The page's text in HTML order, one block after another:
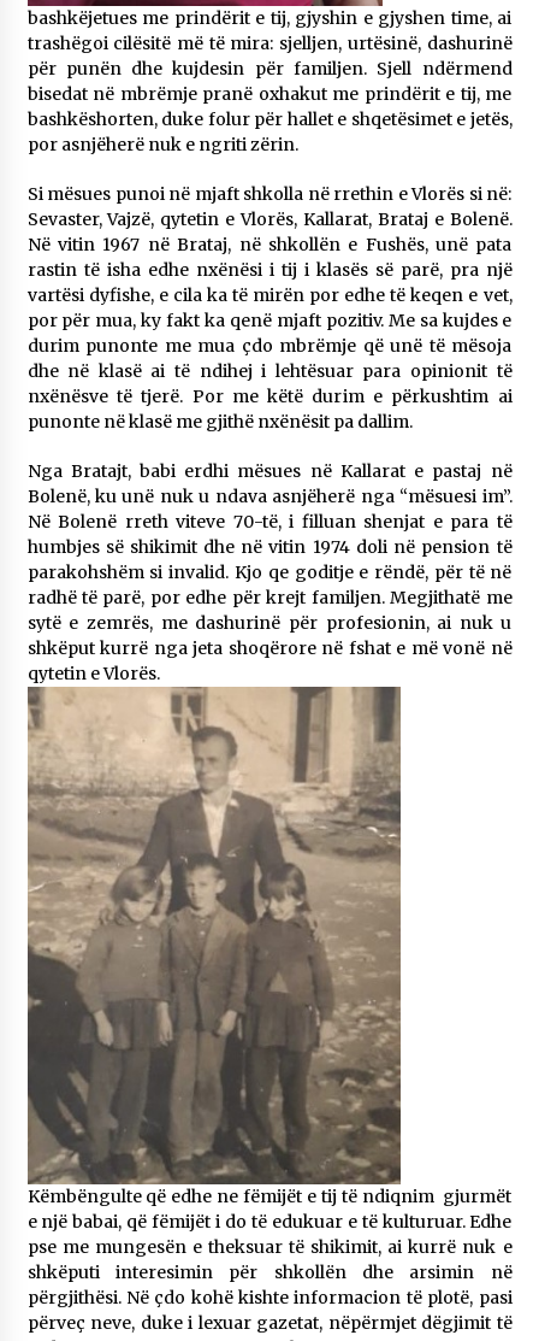
bashkëjetues me prindërit e tij, gjyshin e gjyshen time, ai
trashëgoi cilësitë më të mira: sjelljen, urtësinë, dashurinë
për punën dhe kujdesin për familjen. Sjell ndërmend
bisedat në mbrëmje pranë oxhakut me prindërit e tij, me
bashkëshorten, duke folur për hallet e shqetësimet e jetës,
por asnjëherë nuk e ngriti zërin.
Si mësues punoi në mjaft shkolla në rrethin e Vlorës si në:
Sevaster, Vajzë, qytetin e Vlorës, Kallarat, Brataj e Bolenë.
Në vitin 1967 në Brataj, në shkollën e Fushës, unë pata
rastin të isha edhe nxënësi i tij i klasës së parë, pra një
vartësi dyfishe, e cila ka të mirën por edhe të keqen e vet,
por për mua, ky fakt ka qenë mjaft pozitiv. Me sa kujdes e
durim punonte me mua çdo mbrëmje që unë të mësoja
dhe në klasë ai të ndihej i lehtësuar para opinionit të
nxënësve të tjerë. Por me këtë durim e përkushtim ai
punonte në klasë me gjithë nxënësit pa dallim.
Nga Bratajt, babi erdhi mësues në Kallarat e pastaj në
Bolenë, ku unë nuk u ndava asnjëherë nga “mësuesi im”.
Në Bolenë rreth viteve 70-të, i filluan shenjat e para të
humbjes së shikimit dhe në vitin 1974 doli në pension të
parakohshëm si invalid. Kjo qe goditje e rëndë, për të në
radhë të parë, por edhe për krejt familjen. Megjithatë me
sytë e zemrës, me dashurinë për profesionin, ai nuk u
shkëput kurrë nga jeta shoqërore në fshat e më vonë në
qytetin e Vlorës.
Këmbëngulte që edhe ne fëmijët e tij të ndiqnim gjurmët
e një babai, që fëmijët i do të edukuar e të kulturuar. Edhe
pse me mungesën e theksuar të shikimit, ai kurrë nuk e
shkëputi interesimin për shkollën dhe arsimin në
përgjithësi. Në çdo kohë kishte informacion të plotë, pasi
përveç neve, duke i lexuar gazetat, nëpërmjet dëgjimit të